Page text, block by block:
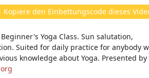
ht
e
Kopiere den Einbettungscode dieses
Yoga Class. Sun salutation,
Suited for daily practice for anybody
knowledge about Yoga. Presented by